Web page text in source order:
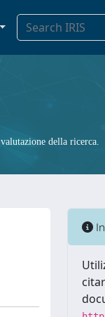
della ricerca.